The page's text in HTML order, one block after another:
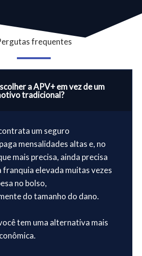
frequentes
a APV+ em vez de um
tradicional?
um seguro
mensalidades altas e, no
mais precisa, ainda precisa
franquia elevada muitas vezes
no bolso,
do tamanho do dano.
tem uma alternativa mais